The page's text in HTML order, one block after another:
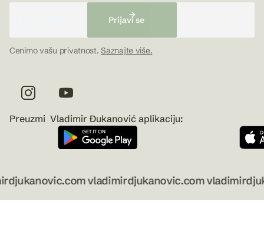
Cenimo vašu privatnost.Saznajte više.
Preuzmi Vladimir Đukanović aplikaciju:
vladimirdjukanovic.com